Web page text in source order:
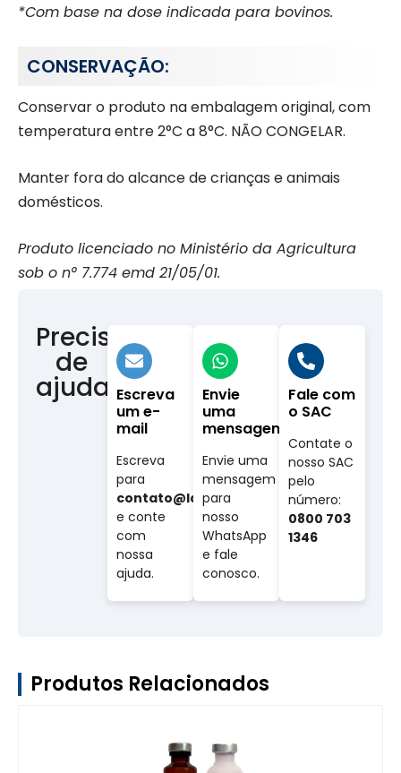
*Com base na dose indicada para bovinos.
CONSERVAÇÃO:
Conservar o produto na embalagem original, com
temperatura entre 2°C a 8°C. NÃO CONGELAR.
Manter fora do alcance de crianças e animais
domésticos.
Produto licenciado no Ministério da Agricultura
sob o n° 7.774 emd 21/05/01.
Precisa
de
ajuda?Escreva
um e-
mail
Escreva
para
contato@labovet.com.br
e conte
com
nossa
ajuda.
Envie
uma
mensagem
Envie uma
mensagem
para
nosso
WhatsApp
e fale
conosco.
Fale com
o SAC
Contate o
nosso SAC
pelo
número:
0800 703
1346
Produtos Relacionados